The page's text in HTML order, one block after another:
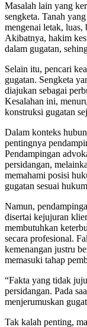
Masalah lain yang
sengketa. Tanah
mengenai letak, luas,
Akibatnya, hakim
dalam gugatan,
Selain itu, pencari
gugatan. Sengketa
diajukan sebagai
Kesalahan ini,
konstruksi gugatan
Dalam konteks
pentingnya
Pendampingan
persidangan,
memahami posisi
gugatan sesuai
Namun,
disertai kejujuran
membutuhkan
secara profesional.
kemenangan justru
memasuki tahap
“Fakta yang tidak
persidangan. Pada
menjerumuskan
Tak kalah penting,